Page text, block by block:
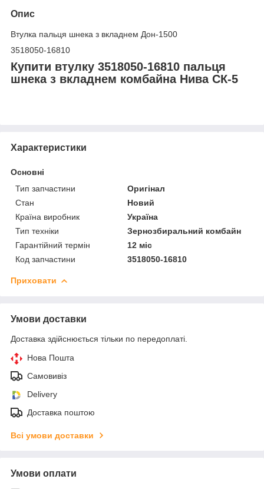
Опис
Втулка пальця шнека з вкладнем Дон-1500
3518050-16810
Купити втулку 3518050-16810 пальця
шнека з вкладнем комбайна Нива СК-5
Характеристики
Основні
Тип запчастини
Оригінал
Стан
Новий
Країна виробник
Україна
Тип техніки
Зернозбиральний комбайн
Гарантійний термін
12 міс
Код запчастини
3518050-16810
Приховати
Умови доставки
Доставка здійснюється тільки по передоплаті.
Нова Пошта
Самовивіз
Delivery
Доставка поштою
Всі умови доставки
Умови оплати